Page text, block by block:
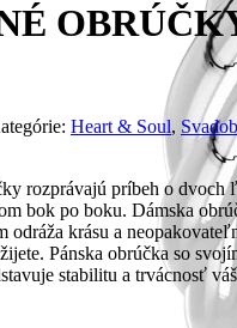
Heart & Soul,
rozprávajú príbeh o dvoch
bok po boku. Dámska
odráža krásu a
Pánska obrúčka so
stabilitu a trvácnosť